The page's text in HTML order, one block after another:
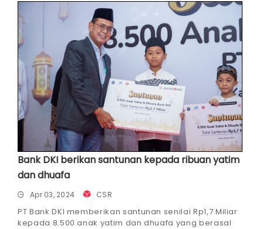
Bank DKI berikan santunan kepada ribuan yatim
dan dhuafa
Apr 03, 2024 CSR
PT Bank DKI memberikan santunan senilai Rp1,7 Miliar
kepada 8.500 anak yatim dan dhuafa yang berasal